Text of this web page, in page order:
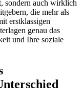
sondern auch wirklich
die mehr als
erstklassigen
genau das
und Ihre soziale